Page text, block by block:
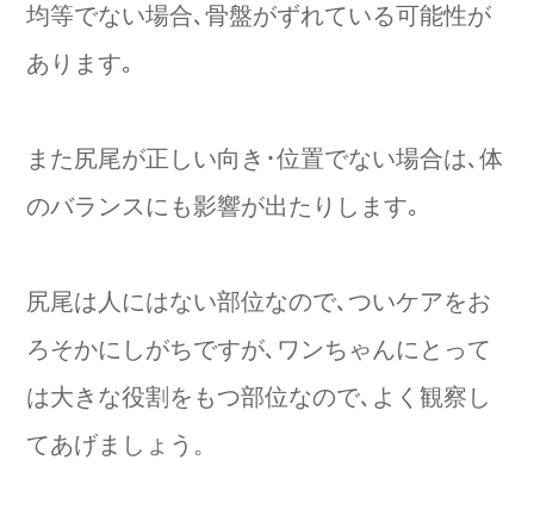
均等でない場合､骨盤がずれている可能性が
あります｡
また尻尾が正しい向き･位置でない場合は､体
のバランスにも影響が出たりします｡
尻尾は人にはない部位なので､ついケアをお
ろそかにしがちですが､ワンちゃんにとって
は大きな役割をもつ部位なので､よく観察し
てあげましょう。